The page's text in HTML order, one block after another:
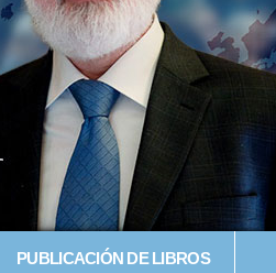
PUBLICACIÓN DE LIBROS